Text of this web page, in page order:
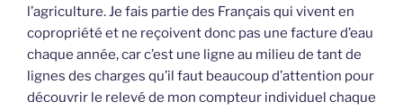
l’agriculture. Je fais partie des Français qui vivent en
copropriété et ne reçoivent donc pas une facture d’eau
chaque année, car c’est une ligne au milieu de tant de
lignes des charges qu’il faut beaucoup d’attention pour
découvrir le relevé de mon compteur individuel chaque